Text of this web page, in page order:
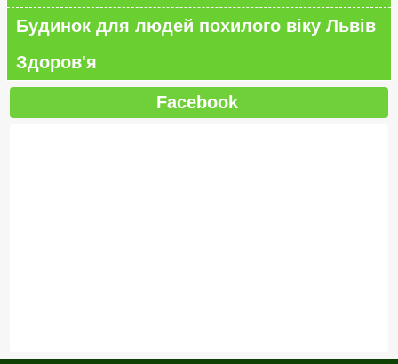
Будинок для людей похилого віку Львів
Здоров'я
Facebook